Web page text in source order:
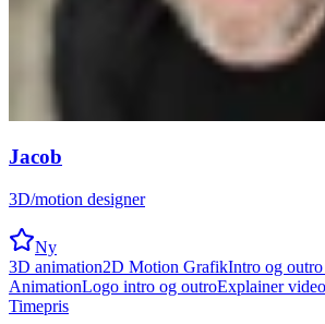
Jacob
3D/motion designer
Ny
3D animation2D Motion GrafikIntro og
AnimationLogo intro og outroExplainer video
Timepris